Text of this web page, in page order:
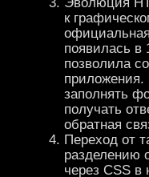
к
появилась в
позволила
приложения.
заполнять
получать
обратная
Переход от
разделению
через CSS в